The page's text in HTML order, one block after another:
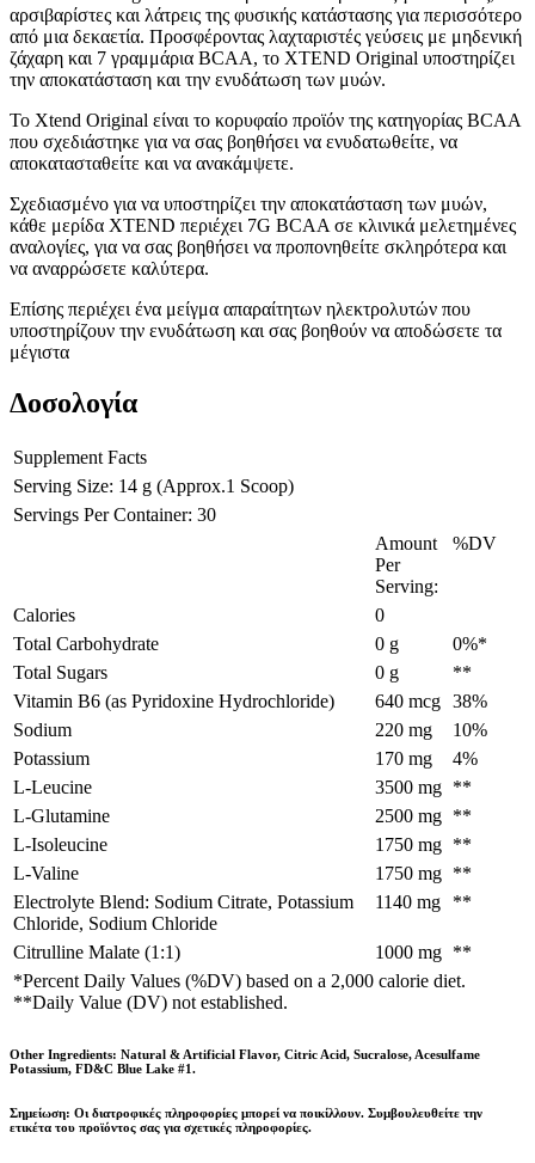
αρσιβαρίστες και λάτρεις της φυσικής κατάστασης για περισσότερο
από μια δεκαετία. Προσφέροντας λαχταριστές γεύσεις με μηδενική
ζάχαρη και 7 γραμμάρια BCAA, το XTEND Original υποστηρίζει
την αποκατάσταση και την ενυδάτωση των μυών.
Το Xtend Original είναι το κορυφαίο προϊόν της κατηγορίας BCAA
που σχεδιάστηκε για να σας βοηθήσει να ενυδατωθείτε, να
αποκατασταθείτε και να ανακάμψετε.
Σχεδιασμένο για να υποστηρίζει την αποκατάσταση των μυών,
κάθε μερίδα XTEND περιέχει 7G BCAA σε κλινικά μελετημένες
αναλογίες, για να σας βοηθήσει να προπονηθείτε σκληρότερα και
να αναρρώσετε καλύτερα.
Επίσης περιέχει ένα μείγμα απαραίτητων ηλεκτρολυτών που
υποστηρίζουν την ενυδάτωση και σας βοηθούν να αποδώσετε τα
μέγιστα
Δοσολογία
Supplement Facts
Serving Size: 14 g (Approx.1 Scoop)
Servings Per Container: 30
Amount
Per
Serving:
%DV
Calories
0
Total Carbohydrate
0 g
0%*
Total Sugars
0 g
**
Vitamin B6 (as Pyridoxine Hydrochloride)
640 mcg 38%
Sodium
220 mg
10%
Potassium
170 mg
4%
L-Leucine
3500 mg **
L-Glutamine
2500 mg **
L-Isoleucine
1750 mg **
L-Valine
1750 mg **
Electrolyte Blend: Sodium Citrate, Potassium
Chloride, Sodium Chloride
1140 mg **
Citrulline Malate (1:1) 1000 mg **
*Percent Daily Values (%DV) based on a 2,000 calorie diet.
**Daily Value (DV) not established.
Other Ingredients: Natural & Artificial Flavor, Citric Acid, Sucralose, Acesulfame
Potassium, FD&C Blue Lake #1.
Σημείωση: Οι διατροφικές πληροφορίες μπορεί να ποικίλλουν. Συμβουλευθείτε την
ετικέτα του προϊόντος σας για σχετικές πληροφορίες.